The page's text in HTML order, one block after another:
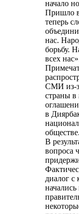
начало
Пришло
теперь
нас.
борьбу.
всех
СМИ из-
страны в
в
обществе.
В
вопроса
диалог с